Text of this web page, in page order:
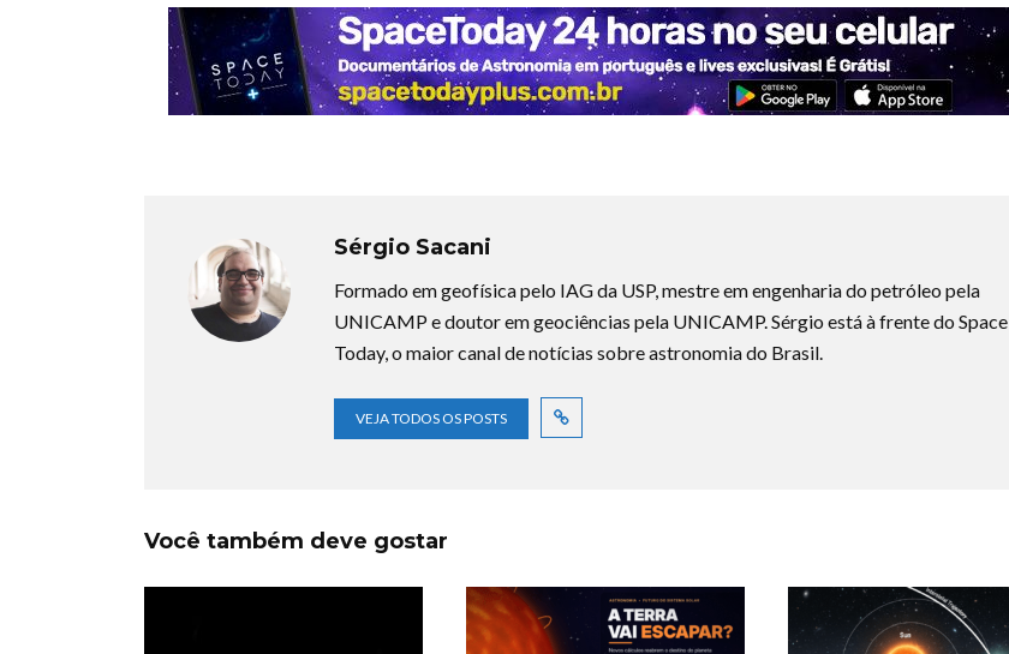
Sérgio Sacani
Formado em geofísica pelo IAG da USP, mestre em engenharia do petróleo pela
UNICAMP e doutor em geociências pela UNICAMP. Sérgio está à frente do Space
Today, o maior canal de notícias sobre astronomia do Brasil.
VEJA TODOS OS POSTS
Você também deve gostar